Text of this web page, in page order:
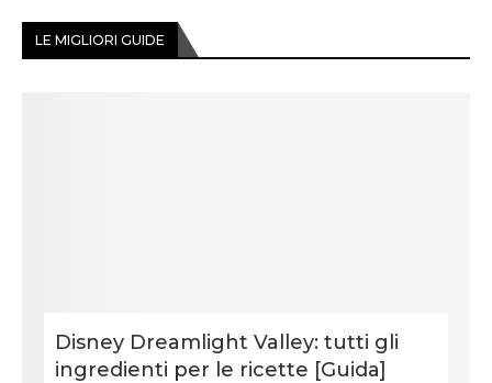
LE MIGLIORI GUIDE
Disney Dreamlight Valley: tutti gli
ingredienti per le ricette [Guida]